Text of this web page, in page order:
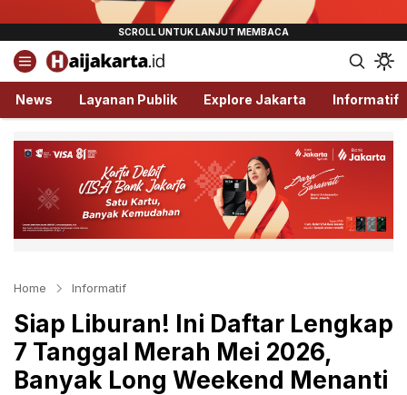
Haijakarta.id
Semua Tentang Jakarta Ada Disini!
News Layanan Publik Explore Jakarta Informatif
Home Informatif
Siap Liburan! Ini Daftar Lengkap
7 Tanggal Merah Mei 2026,
Banyak Long Weekend Menanti